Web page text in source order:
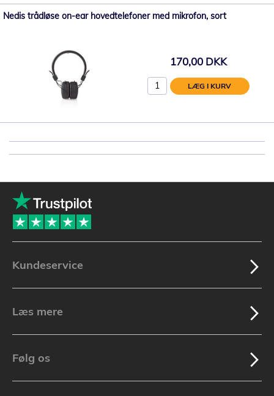
Nedis trådløse on-ear hovedtelefoner med mikrofon, sort
170,00 DKK
LÆG I KURV
Kundeservice
Læs mere
Følg os